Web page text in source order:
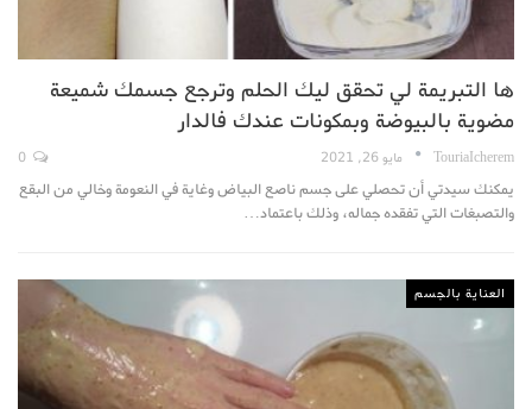
ها التبريمة لي تحقق ليك الحلم وترجع جسمك شميعة
مضوية بالبيوضة وبمكونات عندك فالدار
TouriaIcherem مايو 26, 2021
يمكنك سيدتي أن تحصلي على جسم ناصع البياض وغاية في النعومة وخالي من البقع
والتصبغات التي تفقده جماله، وذلك باعتماد…
العناية بالجسم